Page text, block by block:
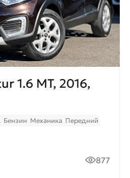
1.6 МТ, 2016,
Бензин Механика Передний
877